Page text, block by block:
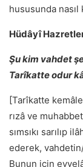
hususunda
Hüdâyî
Şu kim vahdet
Tarîkatte odur
[Tarîkatte
rızâ ve
sımsıkı sarılıp
ederek,
Bunun için